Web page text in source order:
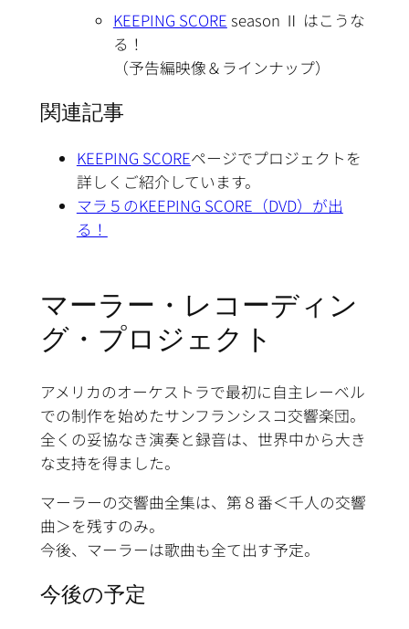
KEEPING SCORE season Ⅱ はこうな
る！
（予告編映像＆ラインナップ）
関連記事
KEEPING SCOREページでプロジェクトを
詳しくご紹介しています。
マラ５のKEEPING SCORE（DVD）が出
る！
マーラー・レコーディン
グ・プロジェクト
アメリカのオーケストラで最初に自主レーベル
での制作を始めたサンフランシスコ交響楽団。
全くの妥協なき演奏と録音は、世界中から大き
な支持を得ました。
マーラーの交響曲全集は、第８番＜千人の交響
曲＞を残すのみ。
今後、マーラーは歌曲も全て出す予定。
今後の予定